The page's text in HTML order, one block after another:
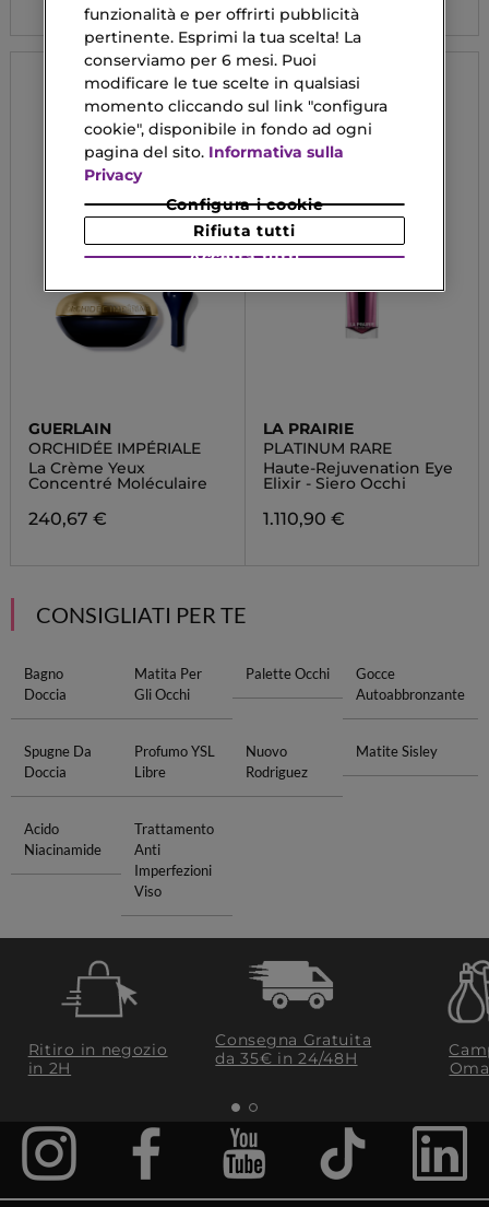
GUERLAIN
ORCHIDÉE IMPÉRIALE
La Crème Yeux
Concentré Moléculaire
240,67 €
LA PRAIRIE
PLATINUM RARE
Haute-Rejuvenation Eye
Elixir - Siero Occhi
1.110,90 €
CONSIGLIATI PER TE
Bagno
Doccia
Matita Per
Gli Occhi
Palette Occhi
Gocce
Autoabbronzante
Spugne Da
Doccia
Profumo YSL
Libre
Nuovo
Rodriguez
Matite Sisley
Acido
Niacinamide
Trattamento
Anti
Imperfezioni
Viso
Ritiro in negozio
in 2H
Consegna Gratuita
da 35€​ in 24/48H
funzionalità e per offrirti pubblicità
pertinente. Esprimi la tua scelta! La
conserviamo per 6 mesi. Puoi
modificare le tue scelte in qualsiasi
momento cliccando sul link "configura
cookie", disponibile in fondo ad ogni
pagina del sito. Informativa sulla
Privacy
Configura i cookie
Rifiuta tutti
Accetta tutti